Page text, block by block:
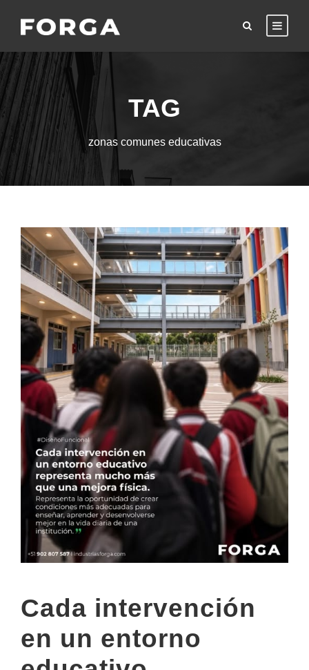
TAG
zonas comunes educativas
Cada intervención
en un entorno